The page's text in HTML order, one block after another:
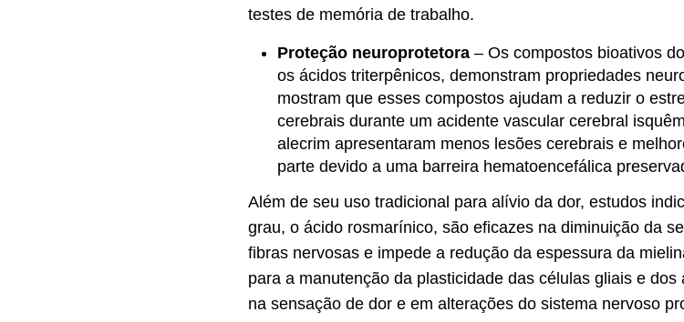
testes de memória de trabalho.
Proteção neuroprotetora– Os compostos bioativos
os ácidos triterpênicos, demonstram propriedades
mostram que esses compostos ajudam a reduzir o
cerebrais durante um acidente vascular cerebral
alecrim apresentaram menos lesões cerebrais e
parte devido a uma barreira hematoencefálica
Além de seu uso tradicional para alívio da dor, estudos
grau, o ácido rosmarínico, são eficazes na diminuição da
fibras nervosas e impede a redução da espessura da
para a manutenção da plasticidade das células gliais e
na sensação de dor e em alterações do sistema nervoso